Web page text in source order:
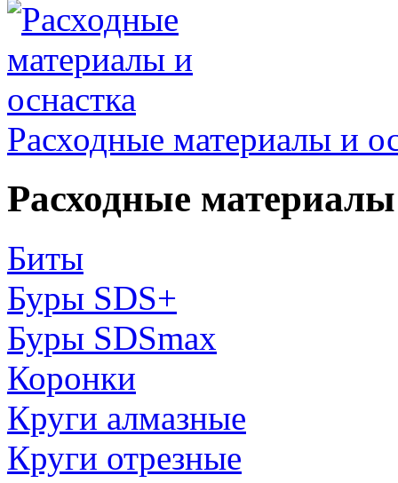
Расходные материалы и
Расходные
Биты
Буры SDS+
Буры SDSmax
Коронки
Круги алмазные
Круги отрезные